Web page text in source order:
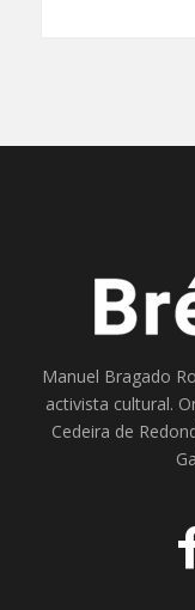
Manuel Bragado
activista cultural.
Cedeira de